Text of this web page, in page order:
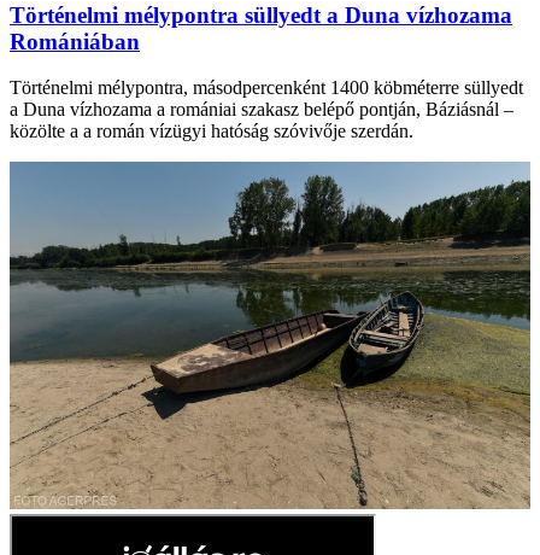
Történelmi mélypontra süllyedt a Duna vízhozama
Romániában
Történelmi mélypontra, másodpercenként 1400 köbméterre süllyedt
a Duna vízhozama a romániai szakasz belépő pontján, Báziásnál –
közölte a a román vízügyi hatóság szóvivője szerdán.